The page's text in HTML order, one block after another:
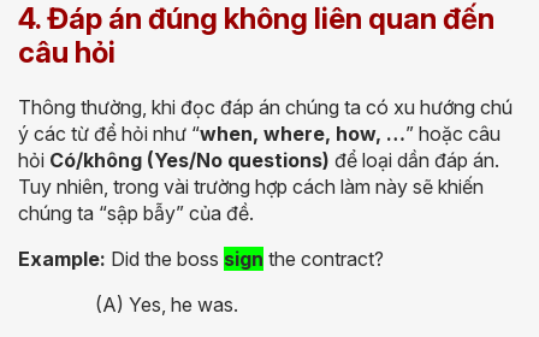
4. Đáp án đúng không liên quan đến
câu hỏi
Thông thường, khi đọc đáp án chúng ta có xu hướng chú
ý các từ để hỏi như “when, where, how, …” hoặc câu
hỏi Có/không (Yes/No questions) để loại dần đáp án.
Tuy nhiên, trong vài trường hợp cách làm này sẽ khiến
chúng ta “sập bẫy” của đề.
Example: Did the boss sign the contract?
(A) Yes, he was.